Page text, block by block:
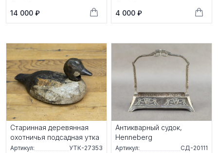
14 000 ₽ 4 000 ₽
Старинная деревянная
охотничья подсадная утка
Артикул: УТК-27353
Антикварный судок,
Henneberg
Артикул: СД-20111